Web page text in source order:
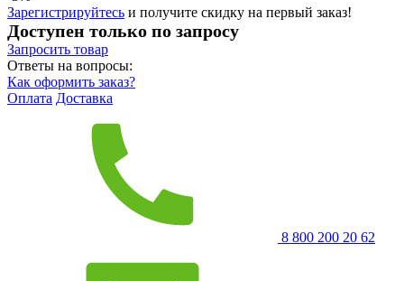
Зарегистрируйтесь и получите скидку на первый заказ!
Доступен только по запросу
Запросить товар
Ответы на вопросы:
Как оформить заказ?
Оплата Доставка
8 800 200 20 62